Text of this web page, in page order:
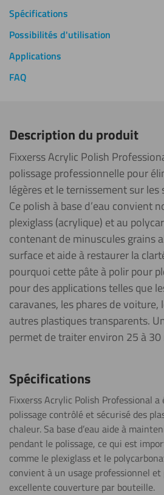
Spécifications
Possibilités d'utilisation
Applications
FAQ
Description du produit
Fixxerss Acrylic Polish
polissage professionnelle pour
légères et le ternissement sur les
Ce polish à base d’eau convient
plexiglass (acrylique) et au
contenant de minuscules grains
surface et aide à restaurer la
pourquoi cette pâte à polir pour
pour des applications telles que
caravanes, les phares de voiture,
autres plastiques transparents.
permet de traiter environ 25 à 30
Spécifications
Fixxerss Acrylic Polish Professional
polissage contrôlé et sécurisé des
chaleur. Sa base d’eau aide à
pendant le polissage, ce qui est
comme le plexiglass et le
convient à un usage professionnel
excellente couverture par bouteille.